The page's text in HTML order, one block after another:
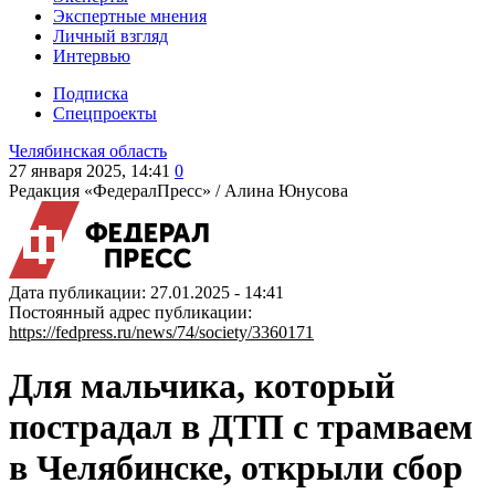
Экспертные мнения
Личный взгляд
Интервью
Подписка
Спецпроекты
Челябинская область
27 января 2025, 14:41 0
Редакция «ФедералПресс» / Алина Юнусова
Дата публикации: 27.01.2025 - 14:41
Постоянный адрес публикации:
https://fedpress.ru/news/74/society/3360171
Для мальчика, который
пострадал в ДТП с трамваем
в Челябинске, открыли сбор